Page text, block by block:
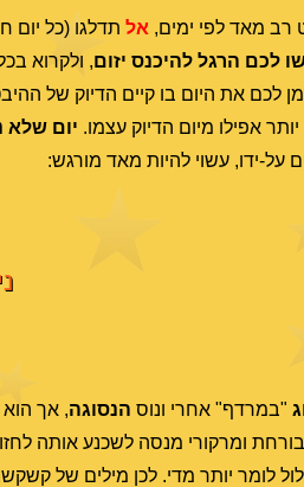
רב מאד לפי ימים, אל תדלגו (כל יום
לכם הרגל להיכנס יזום, ולקרוא
לכם את היום בו קיים הדיוק של
אפילו מיום הדיוק עצמו. יום שלא
על-ידו, עשוי להיות מאד מורגש:
"במרדף" אחרי ונוס הנסוגה, אך הוא
בורחת ומרקורי מנסה לשכנע אותה
לומר יותר מדי. לכן מילים של